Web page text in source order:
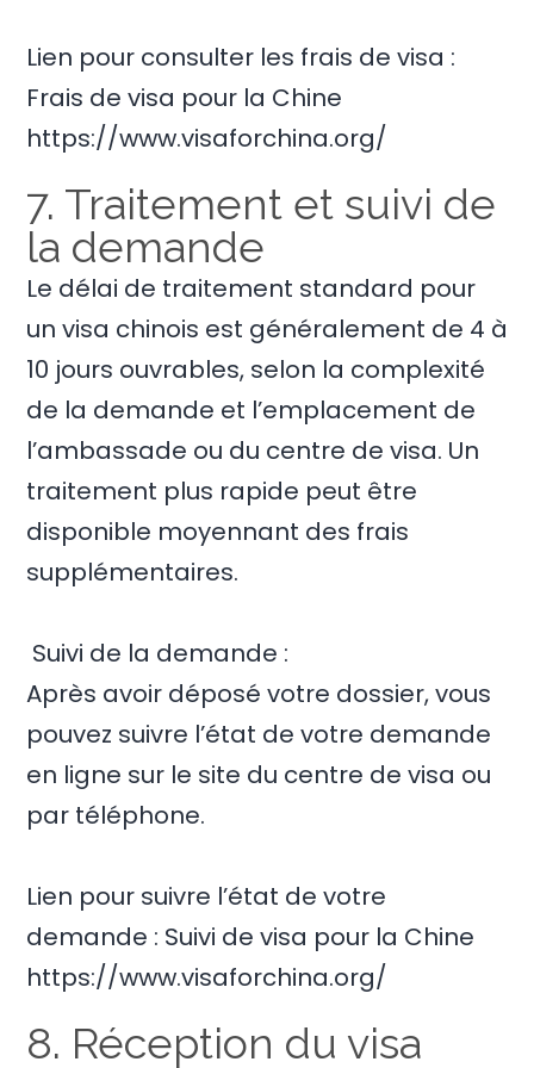
Lien pour consulter les frais de visa :
Frais de visa pour la Chine
https://www.visaforchina.org/
7. Traitement et suivi de
la demande
Le délai de traitement standard pour
un visa chinois est généralement de 4 à
10 jours ouvrables, selon la complexité
de la demande et l’emplacement de
l’ambassade ou du centre de visa. Un
traitement plus rapide peut être
disponible moyennant des frais
supplémentaires.
Suivi de la demande :
Après avoir déposé votre dossier, vous
pouvez suivre l’état de votre demande
en ligne sur le site du centre de visa ou
par téléphone.
Lien pour suivre l’état de votre
demande : Suivi de visa pour la Chine
https://www.visaforchina.org/
8. Réception du visa